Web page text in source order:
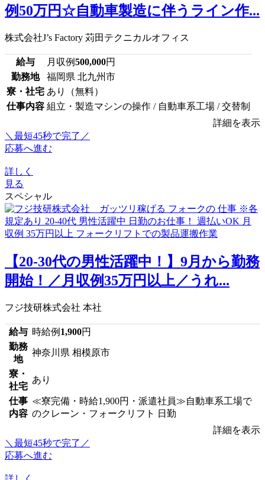
例50万円☆自動車製造に伴うライン作...
株式会社J’s Factory 苅田テクニカルオフィス
給与 月収例500,000円
勤務地
福岡県 北九州市
寮・社宅 あり（無料）
仕事内容 組立・製造マシンの操作 / 自動車系工場 / 交替制
詳細を表示
＼最短45秒で完了／
応募へ進む
詳しく
見る
スペシャル
【20-30代の男性活躍中！】9月から勤務
開始！／月収例35万円以上／うれ...
フジ技研株式会社 本社
給与 時給例 1,900円
勤務
地
神奈川県 相模原市
寮・
社宅
あり
仕事
内容
≪寮完備・時給1,900円・派遣社員≫自動車系工場で
のクレーン・フォークリフト 日勤
詳細を表示
＼最短45秒で完了／
応募へ進む